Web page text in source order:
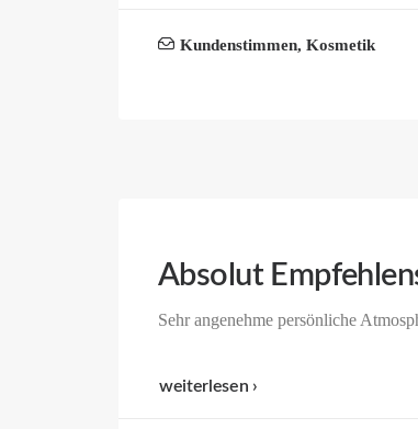
Kundenstimmen, Kosmetik
Absolut
Sehr angenehme persönliche
weiterlesen ›